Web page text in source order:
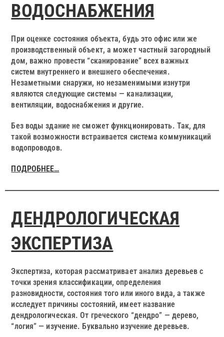
ВОДОСНАБЖЕНИЯ
При оценке состояния объекта, будь это офис или же
производственный объект, а может частный загородный
дом, важно провести “сканирование” всех важных
систем внутреннего и внешнего обеспечения.
Незаметными снаружи, но незаменимыми изнутри
являются следующие системы — канализации,
вентиляции, водоснабжения и другие.
Без воды здание не сможет функционировать. Так, для
такой возможности встраивается система коммуникаций
водопроводов.
ПОДРОБНЕЕ…
ДЕНДРОЛОГИЧЕСКАЯ
ЭКСПЕРТИЗА
Экспертиза, которая рассматривает анализ деревьев с
точки зрения классификации, определения
разновидности, состояния того или иного вида, а также
исследует причины состояний, имеет название
дендрологическая. От греческого “дендро” — дерево,
“логия” — изучение. Буквально изучение деревьев.